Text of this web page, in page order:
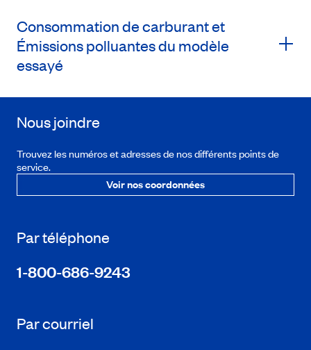
Consommation de carburant et
Émissions polluantes du modèle
essayé
Nous joindre
Trouvez les numéros et adresses de nos différents points de
service.
Voir nos coordonnées
Par téléphone
1-800-686-9243
Par courriel